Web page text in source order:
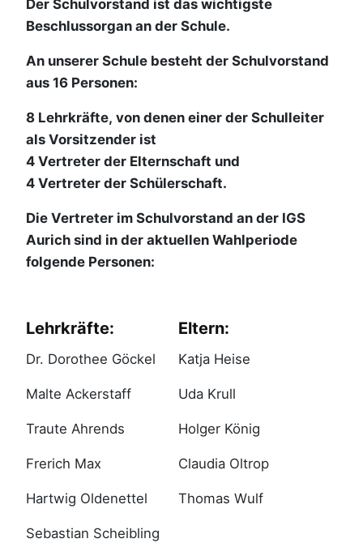
Der Schulvorstand ist das wichtigste
Beschlussorgan an der Schule.
An unserer Schule besteht der Schulvorstand
aus 16 Personen:
8 Lehrkräfte, von denen einer der Schulleiter
als Vorsitzender ist
4 Vertreter der Elternschaft und
4 Vertreter der Schülerschaft.
Die Vertreter im Schulvorstand an der IGS
Aurich sind in der aktuellen Wahlperiode
folgende Personen:
Lehrkräfte:
Dr. Dorothee Göckel
Malte Ackerstaff
Traute Ahrends
Frerich Max
Hartwig Oldenettel
Sebastian Scheibling
Eltern:
Katja Heise
Uda Krull
Holger König
Claudia Oltrop
Thomas Wulf